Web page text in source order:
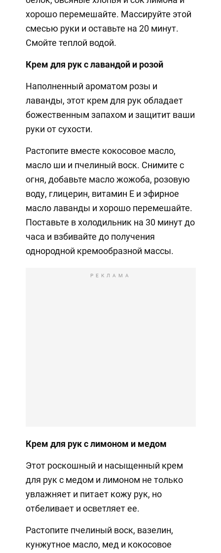
хорошо перемешайте. Массируйте этой
смесью руки и оставьте на 20 минут.
Смойте теплой водой.
Крем для рук с лавандой и розой
Наполненный ароматом розы и
лаванды, этот крем для рук обладает
божественным запахом и защитит ваши
руки от сухости.
Растопите вместе кокосовое масло,
масло ши и пчелиный воск. Снимите с
огня, добавьте масло жожоба, розовую
воду, глицерин, витамин Е и эфирное
масло лаванды и хорошо перемешайте.
Поставьте в холодильник на 30 минут до
часа и взбивайте до получения
однородной кремообразной массы.
РЕКЛАМА
Крем для рук с лимоном и медом
Этот роскошный и насыщенный крем
для рук с медом и лимоном не только
увлажняет и питает кожу рук, но
отбеливает и осветляет ее.
Растопите пчелиный воск, вазелин,
кунжутное масло, мед и кокосовое